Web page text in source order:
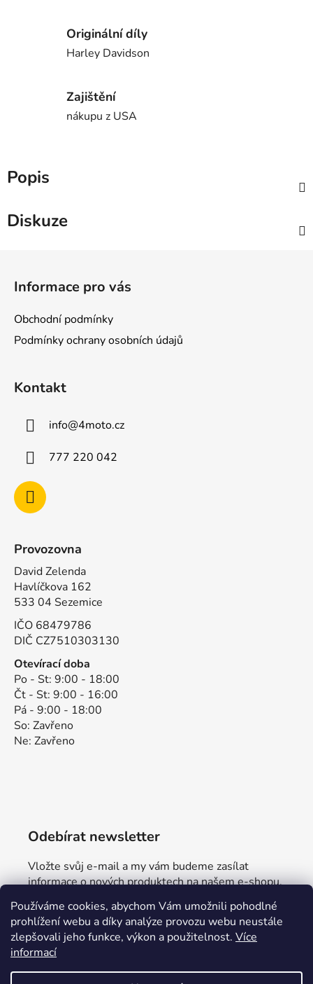
Používáme cookies, abychom Vám umožnili pohodlné
prohlížení webu a díky analýze provozu webu neustále
zlepšovali jeho funkce, výkon a použitelnost. Více
informací
Originální díly
Harley Davidson
Zajištění
nákupu z USA
Popis
Diskuze
Informace pro vás
Obchodní podmínky
Podmínky ochrany osobních údajů
Kontakt
info@4moto.cz
777 220 042
Provozovna
David Zelenda
Havlíčkova 162
533 04 Sezemice
IČO 68479786
DIČ CZ7510303130
Otevírací doba
Po - St: 9:00 - 18:00
Čt - St: 9:00 - 16:00
Pá - 9:00 - 18:00
So: Zavřeno
Ne: Zavřeno
Odebírat newsletter
Vložte svůj e-mail a my vám budeme zasílat
informace o nových produktech na našem e-shopu.
E-mail
Vložením e-mailu souhlasíte spodmínkami
ochrany osobních údajů